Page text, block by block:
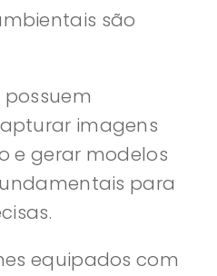
são
possuem
imagens
e gerar modelos
para
equipados com